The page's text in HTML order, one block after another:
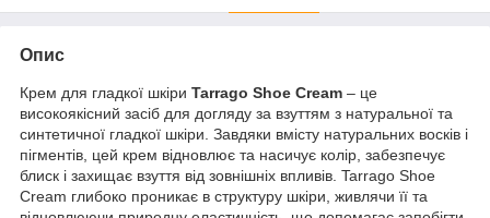
Опис
Крем для гладкої шкіри Tarrago Shoe Cream – це
високоякісний засіб для догляду за взуттям з натуральної та
синтетичної гладкої шкіри. Завдяки вмісту натуральних восків і
пігментів, цей крем відновлює та насичує колір, забезпечує
блиск і захищає взуття від зовнішніх впливів. Tarrago Shoe
Cream глибоко проникає в структуру шкіри, живлячи її та